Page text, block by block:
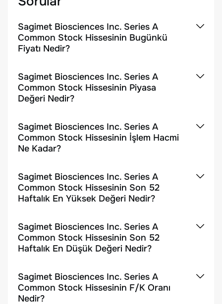
Sagimet Biosciences Inc. Series A
Common Stock Hissesinin Bugünkü
Fiyatı Nedir?
Sagimet Biosciences Inc. Series A
Common Stock Hissesinin Piyasa
Değeri Nedir?
Sagimet Biosciences Inc. Series A
Common Stock Hissesinin İşlem Hacmi
Ne Kadar?
Sagimet Biosciences Inc. Series A
Common Stock Hissesinin Son 52
Haftalık En Yüksek Değeri Nedir?
Sagimet Biosciences Inc. Series A
Common Stock Hissesinin Son 52
Haftalık En Düşük Değeri Nedir?
Sagimet Biosciences Inc. Series A
Common Stock Hissesinin F/K Oranı
Nedir?